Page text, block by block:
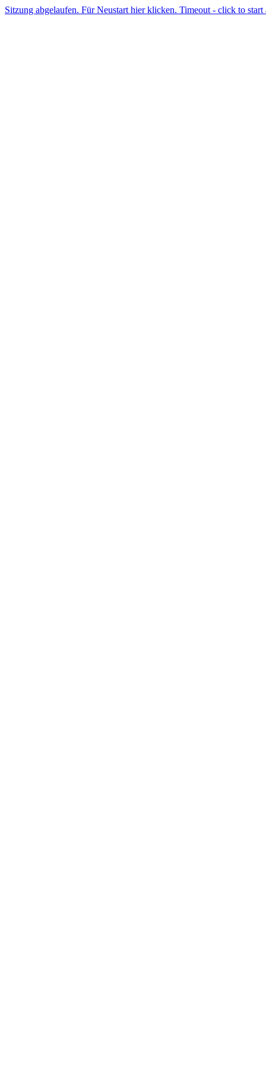
Sitzung abgelaufen. Für Neustart hier klicken. Timeout - click to start